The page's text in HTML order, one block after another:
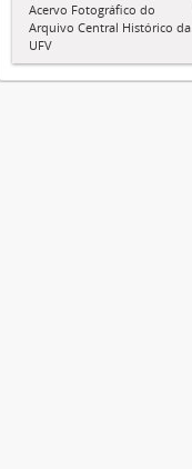
Acervo Fotográfico do
Arquivo Central Histórico da
UFV